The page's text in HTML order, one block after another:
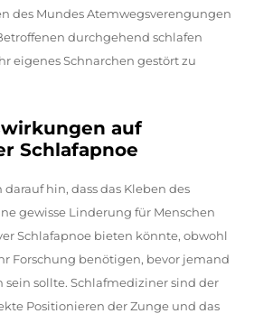
des Mundes Atemwegsverengungen
durchgehend schlafen
eigenes Schnarchen gestört zu
auf
Schlafapnoe
hin, dass das Kleben des
gewisse Linderung für Menschen
Schlafapnoe bieten könnte, obwohl
Forschung benötigen, bevor jemand
sein sollte. Schlafmediziner sind der
Positionieren der Zunge und das